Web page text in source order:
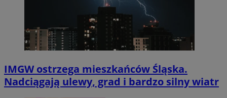
IMGW ostrzega mieszkańców Śląska.
Nadciągają ulewy, grad i bardzo silny wiatr